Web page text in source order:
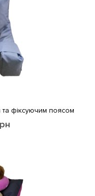
та фіксуючим поясом